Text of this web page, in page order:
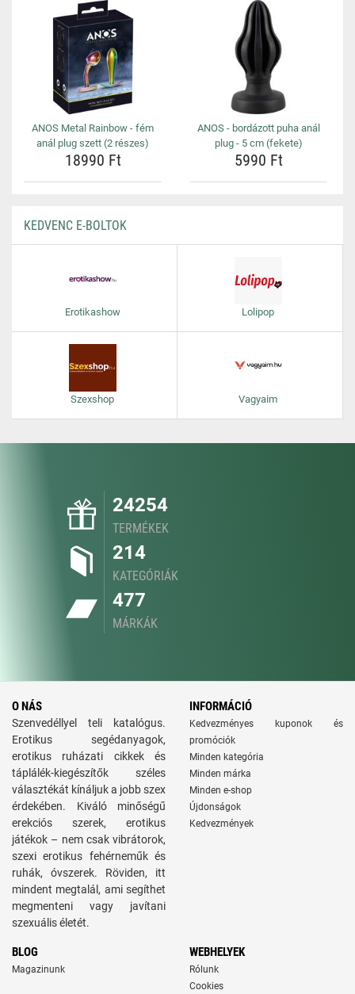
ANOS Metal Rainbow - fém
anál plug szett (2 részes)
18990 Ft
ANOS - bordázott puha anál
plug - 5 cm (fekete)
5990 Ft
KEDVENC E-BOLTOK
Erotikashow Lolipop
Szexshop Vagyaim
24254
TERMÉKEK
214
KATEGÓRIÁK
477
MÁRKÁK
O NÁS
Szenvedéllyel teli katalógus.
Erotikus segédanyagok,
erotikus ruházati cikkek és
táplálék-kiegészítők széles
választékát kínáljuk a jobb szex
érdekében. Kiváló minőségű
erekciós szerek, erotikus
játékok – nem csak vibrátorok,
szexi erotikus fehérneműk és
ruhák, óvszerek. Röviden, itt
mindent megtalál, ami segíthet
megmenteni vagy javítani
szexuális életét.
INFORMÁCIÓ
Kedvezményes kuponok és
promóciók
Minden kategória
Minden márka
Minden e-shop
Újdonságok
Kedvezmények
BLOG
Magazinunk
WEBHELYEK
Rólunk
Cookies